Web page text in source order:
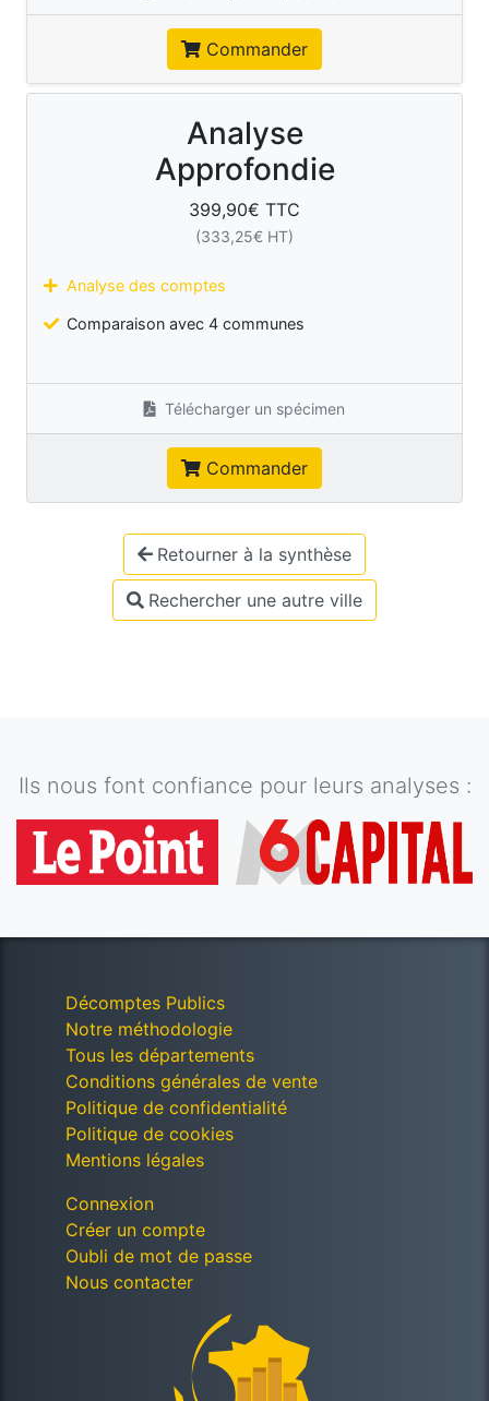
Commander
Analyse
Approfondie
399,90€ TTC
(333,25€ HT)
Analyse des comptes
Comparaison avec 4 communes
Télécharger un spécimen
Commander
Retourner à la synthèse
Rechercher une autre ville
Ils nous font confiance pour leurs analyses :
Décomptes Publics
Notre méthodologie
Tous les départements
Conditions générales de vente
Politique de confidentialité
Politique de cookies
Mentions légales
Connexion
Créer un compte
Oubli de mot de passe
Nous contacter